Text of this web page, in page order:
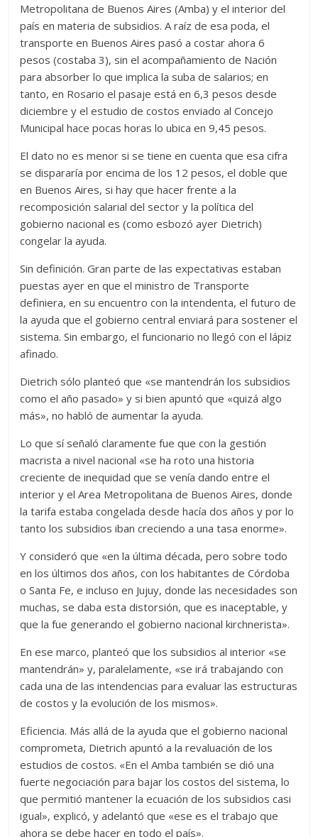
Metropolitana de Buenos Aires (Amba) y el interior del
país en materia de subsidios. A raíz de esa poda, el
transporte en Buenos Aires pasó a costar ahora 6
pesos (costaba 3), sin el acompañamiento de Nación
para absorber lo que implica la suba de salarios; en
tanto, en Rosario el pasaje está en 6,3 pesos desde
diciembre y el estudio de costos enviado al Concejo
Municipal hace pocas horas lo ubica en 9,45 pesos.
El dato no es menor si se tiene en cuenta que esa cifra
se dispararía por encima de los 12 pesos, el doble que
en Buenos Aires, si hay que hacer frente a la
recomposición salarial del sector y la política del
gobierno nacional es (como esbozó ayer Dietrich)
congelar la ayuda.
Sin definición. Gran parte de las expectativas estaban
puestas ayer en que el ministro de Transporte
definiera, en su encuentro con la intendenta, el futuro de
la ayuda que el gobierno central enviará para sostener el
sistema. Sin embargo, el funcionario no llegó con el lápiz
afinado.
Dietrich sólo planteó que «se mantendrán los subsidios
como el año pasado» y si bien apuntó que «quizá algo
más», no habló de aumentar la ayuda.
Lo que sí señaló claramente fue que con la gestión
macrista a nivel nacional «se ha roto una historia
creciente de inequidad que se venía dando entre el
interior y el Area Metropolitana de Buenos Aires, donde
la tarifa estaba congelada desde hacía dos años y por lo
tanto los subsidios iban creciendo a una tasa enorme».
Y consideró que «en la última década, pero sobre todo
en los últimos dos años, con los habitantes de Córdoba
o Santa Fe, e incluso en Jujuy, donde las necesidades son
muchas, se daba esta distorsión, que es inaceptable, y
que la fue generando el gobierno nacional kirchnerista».
En ese marco, planteó que los subsidios al interior «se
mantendrán» y, paralelamente, «se irá trabajando con
cada una de las intendencias para evaluar las estructuras
de costos y la evolución de los mismos».
Eficiencia. Más allá de la ayuda que el gobierno nacional
comprometa, Dietrich apuntó a la revaluación de los
estudios de costos. «En el Amba también se dió una
fuerte negociación para bajar los costos del sistema, lo
que permitió mantener la ecuación de los subsidios casi
igual», explicó, y adelantó que «ese es el trabajo que
ahora se debe hacer en todo el país».